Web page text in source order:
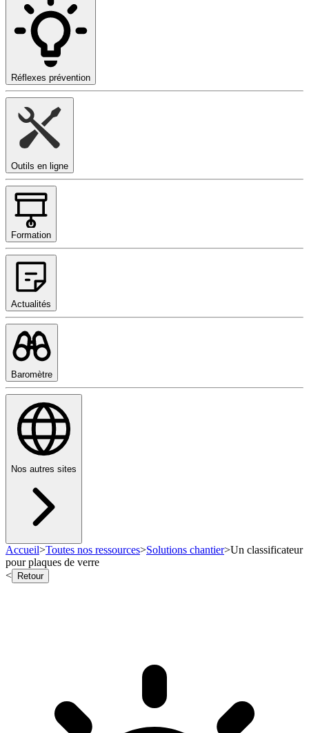
Réflexes prévention
Outils en ligne
Formation
Actualités
Baromètre
Nos autres sites
Accueil>Toutes nos ressources>Solutions chantier>Un classificateur
pour plaques de verre
<
Retour